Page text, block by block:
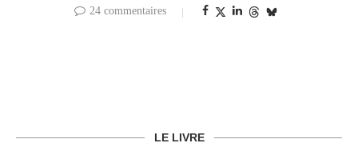
24 commentaires
LE LIVRE